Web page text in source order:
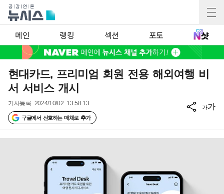
메인 랭킹 섹션 포토
현대카드, 프리미엄 회원 전용 해외여행 비
서 서비스 개시
기사등록 2024/10/02 13:58:13
구글에서 선호하는 매체로 추가
가가